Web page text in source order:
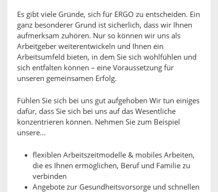
Es gibt viele Gründe, sich für ERGO zu entscheiden. Ein
ganz besonderer Grund ist sicherlich, dass wir Ihnen
aufmerksam zuhören. Nur so können wir uns als
Arbeitgeber weiterentwickeln und Ihnen ein
Arbeitsumfeld bieten, in dem Sie sich wohlfühlen und
sich entfalten können – eine Voraussetzung für
unseren gemeinsamen Erfolg.
Fühlen Sie sich bei uns gut aufgehoben Wir tun einiges
dafür, dass Sie sich bei uns auf das Wesentliche
konzentrieren können. Nehmen Sie zum Beispiel
unsere...
flexiblen Arbeitszeitmodelle & mobiles Arbeiten,
die es Ihnen ermöglichen, Beruf und Familie zu
verbinden
Angebote zur Gesundheitsvorsorge und schnellen